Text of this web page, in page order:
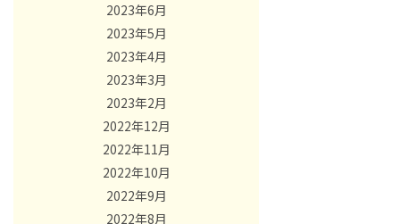
2023年6月
2023年5月
2023年4月
2023年3月
2023年2月
2022年12月
2022年11月
2022年10月
2022年9月
2022年8月